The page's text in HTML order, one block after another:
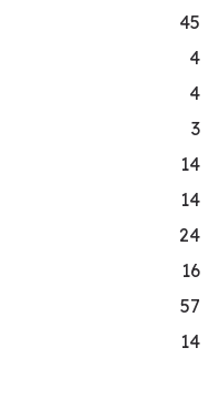
45
4
4
3
14
14
24
16
57
14